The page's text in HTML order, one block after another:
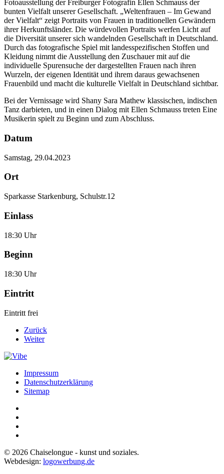
Fotoausstellung der Freiburger Fotografin Ellen Schmauss der
bunten Vielfalt unserer Gesellschaft. „Weltenfrauen – Im Gewand
der Vielfalt“ zeigt Portraits von Frauen in traditionellen Gewändern
ihrer Herkunftsländer. Die würdevollen Portraits werfen Licht auf
die Diversität unserer sich wandelnden Gesellschaft in Deutschland.
Durch das fotografische Spiel mit landesspezifischen Stoffen und
Kleidung nimmt die Ausstellung den Zuschauer mit auf die
individuelle Spurensuche der dargestellten Frauen nach ihren
Wurzeln, der eigenen Identität und ihrem daraus gewachsenen
Frauenbild und macht die kulturelle Vielfalt in Deutschland sichtbar.
Bei der Vernissage wird Shany Sara Mathew klassischen, indischen
Tanz darbieten, und in einen Dialog mit Ellen Schmauss treten Eine
Musikerin spielt zu Beginn und zum Abschluss.
Datum
Samstag, 29.04.2023
Ort
Sparkasse Starkenburg, Schulstr.12
Einlass
18:30 Uhr
Beginn
18:30 Uhr
Eintritt
Eintritt frei
Zurück
Weiter
Impressum
Datenschutzerklärung
Sitemap
© 2026 Chaiselongue - kunst und soziales.
Webdesign: logowerbung.de